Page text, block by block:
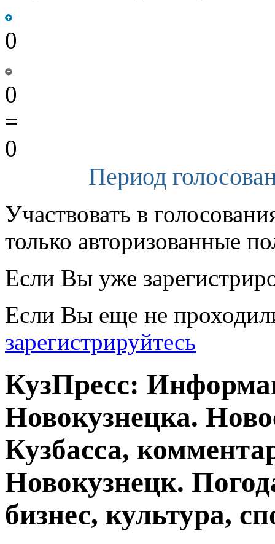
0
0
=
0
Период
Участвовать в
только авторизованные
Если Вы уже
Если Вы еще не
зарегистрируйтесь
КузПресс:
Новокузнецка.
Кузбасса,
Новокузнецк.
бизнес, культура,